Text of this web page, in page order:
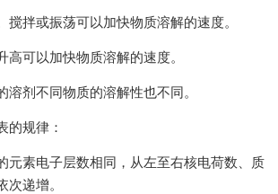
或振荡可以加快物质溶解的速度。
以加快物质溶解的速度。
不同物质的溶解性也不同。
规律：
电子层数相同，从左至右核电荷数、质
次递增。